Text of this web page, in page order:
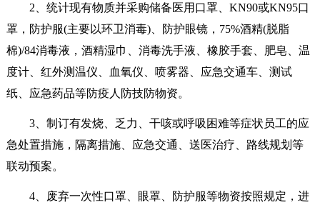
2、统计现有物质并采购储备医用口罩、KN90或KN95口
罩，防护服(主要以环卫消毒)、防护眼镜，75%酒精(脱脂
棉)/84消毒液，酒精湿巾、消毒洗手液、橡胶手套、肥皂、温
度计、红外测温仪、血氧仪、喷雾器、应急交通车、测试
纸、应急药品等防疫人防技防物资。
3、制订有发烧、乏力、干咳或呼吸困难等症状员工的应
急处置措施，隔离措施、应急交通、送医治疗、路线规划等
联动预案。
4、废弃一次性口罩、眼罩、防护服等物资按照规定，进